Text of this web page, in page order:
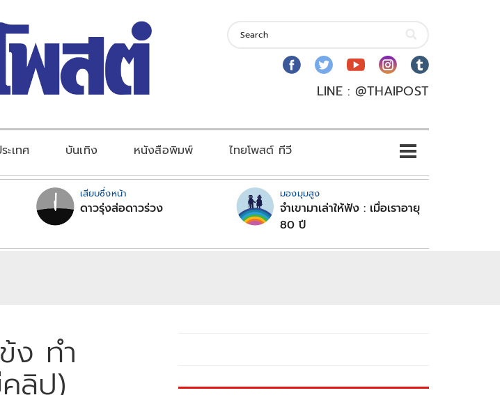
LINE : @THAIPOST
ะเทศ บันเทิง หนังสือพิมพ์ ไทยโพสต์ ทีวี
เสียบซึ่งหน้า
ดาวรุ่งส่อดาวร่วง
มองมุมสูง
จำเขามาเล่าให้ฟัง : เมื่อเราอายุ
80 ปี
ง ทำ
ลิป)